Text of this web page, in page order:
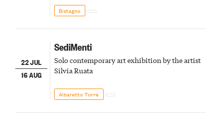
Bistagno
22 JUL
16 AUG
SediMenti
Solo contemporary art exhibition by the artist
Silvia Ruata
Albaretto Torre